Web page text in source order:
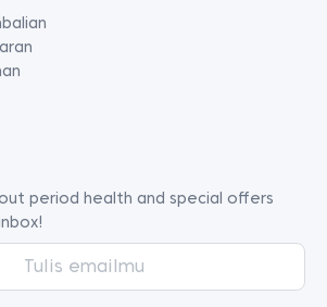
period health and special offers